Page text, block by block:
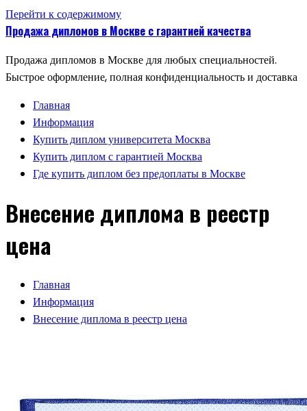
Перейти к содержимому
Продажа дипломов в Москве с гарантией качества
Продажа дипломов в Москве для любых специальностей.
Быстрое оформление, полная конфиденциальность и доставка
Главная
Информация
Купить диплом университета Москва
Купить диплом с гарантией Москва
Где купить диплом без предоплаты в Москве
Внесение диплома в реестр
цена
Главная
Информация
Внесение диплома в реестр цена